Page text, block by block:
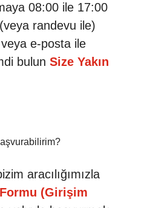
08:00 ile 17:00
randevu ile)
e-posta ile
bulun Size Yakın
aracılığımızla
(Girişim